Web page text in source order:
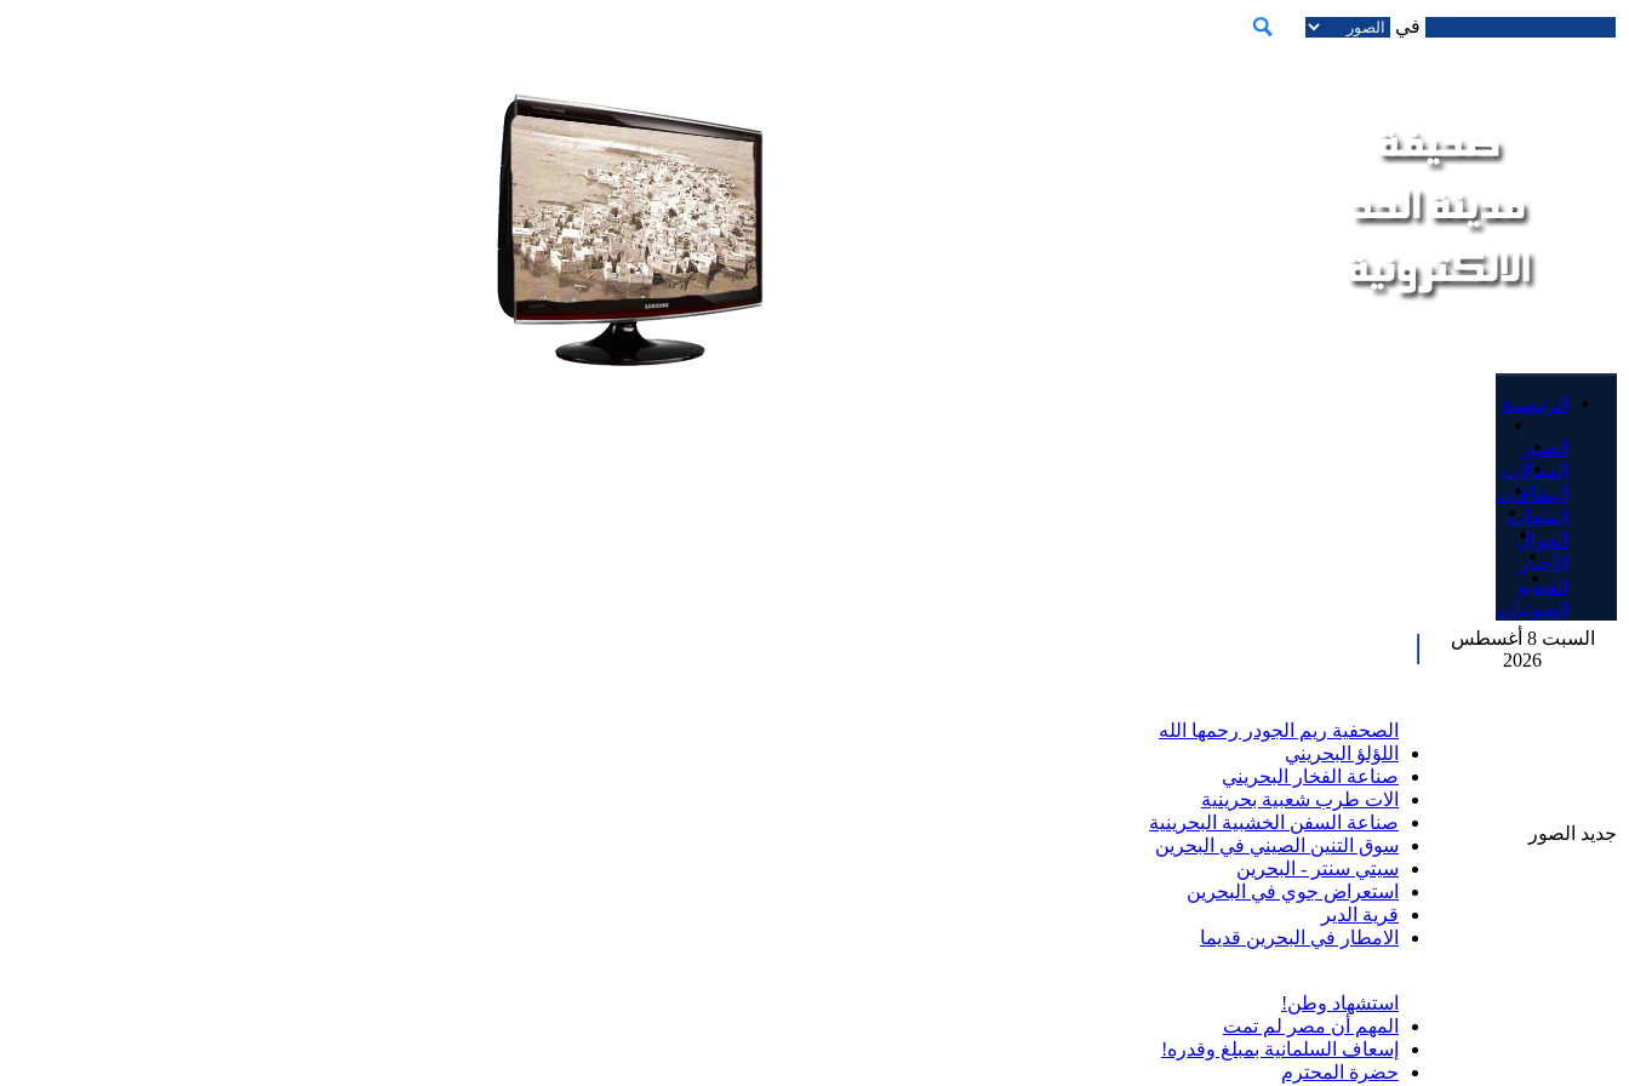
في
الرئيسية
الصور
المقالات
البطاقات
الملفات
الجوال
الأخبار
الفيديو
الصوتيات
السبت 8 أغسطس
2026
جديد الصور
الصحفية ريم الجودر رحمها الله
اللؤلؤ البحريني
صناعة الفخار البحريني
الات طرب شعبية بحرينية
صناعة السفن الخشبية البحرينية
سوق التنين الصيني في البحرين
سيتي سنتر - البحرين
استعراض جوي في البحرين
قرية الدير
الامطار في البحرين قديما
استشهاد وطن!
المهم أن مصر لم تمت
إسعاف السلمانية بمبلغ وقدره!
حضرة المحترم